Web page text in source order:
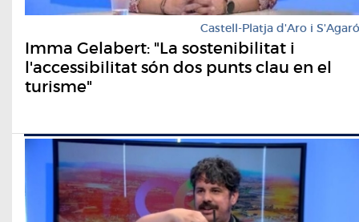
Castell-Platja d'Aro i S'Agaró
Imma Gelabert: "La sostenibilitat i
l'accessibilitat són dos punts clau en el
turisme"